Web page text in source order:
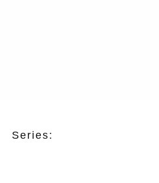
Series: